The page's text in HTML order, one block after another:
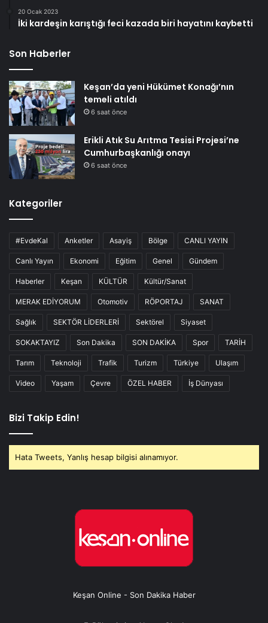
20 Ocak 2023
İki kardeşin karıştığı feci kazada biri hayatını kaybetti
Son Haberler
Keşan’da yeni Hükümet Konağı’nın
temeli atıldı
6 saat önce
Erikli Atık Su Arıtma Tesisi Projesi’ne
Cumhurbaşkanlığı onayı
6 saat önce
Kategoriler
#EvdeKal Anketler Asayiş Bölge CANLI YAYIN
Canlı Yayın Ekonomi Eğitim Genel Gündem
Haberler Keşan KÜLTÜR Kültür/Sanat
MERAK EDİYORUM Otomotiv RÖPORTAJ SANAT
Sağlık SEKTÖR LİDERLERİ Sektörel Siyaset
SOKAKTAYIZ Son Dakika SON DAKİKA Spor TARİH
Tarım Teknoloji Trafik Turizm Türkiye Ulaşım
Video Yaşam Çevre ÖZEL HABER İş Dünyası
Bizi Takip Edin!
Hata Tweets, Yanlış hesap bilgisi alınamıyor.
Keşan Online - Son Dakika Haber